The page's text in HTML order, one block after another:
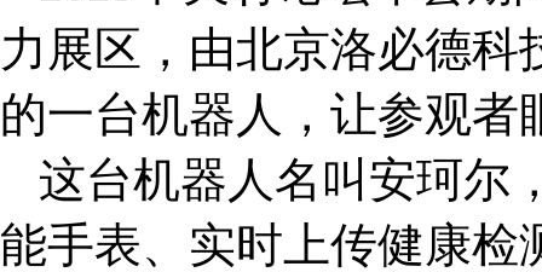
力展区，由北京洛必德
的一台机器人，让参观者
这台机器人名叫安珂尔
能手表、实时上传健康检